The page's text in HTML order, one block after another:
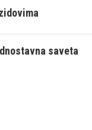
saveta